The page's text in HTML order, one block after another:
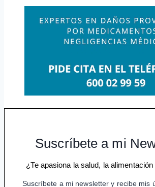
Suscríbete a mi
¿Te apasiona la salud, la
Suscríbete a mi newsletter y recibe mis